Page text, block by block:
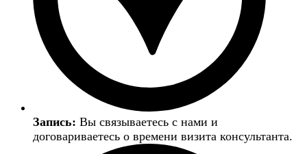
Запись: Вы связываетесь с нами и
договариваетесь о времени визита консультанта.